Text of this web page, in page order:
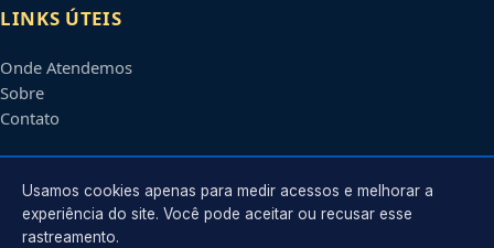
LINKS ÚTEIS
Onde Atendemos
Sobre
Contato
CONTATO
Atendimento em
Usamos cookies apenas para medir acessos e melhorar a
experiência do site. Você pode aceitar ou recusar esse
rastreamento.